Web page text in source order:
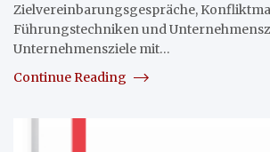
Zielvereinbarungsgespräche,
Führungstechniken und
Unternehmensziele mit…
Continue Reading